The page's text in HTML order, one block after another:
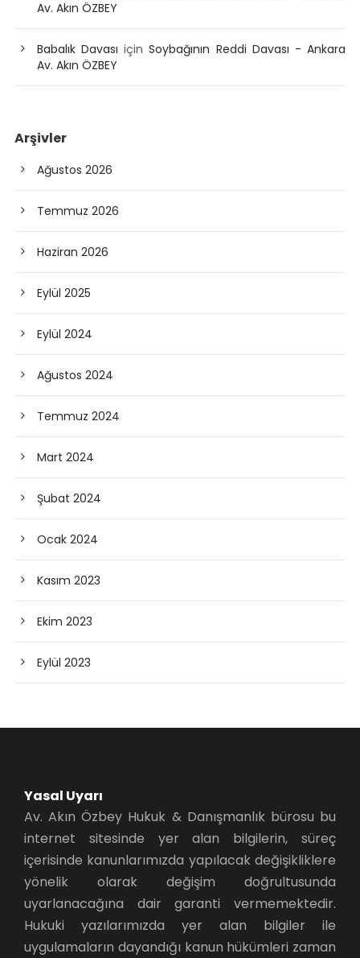
Av. Akın ÖZBEY
Babalık Davası içinSoybağının Reddi Davası - Ankara
Av. Akın ÖZBEY
Arşivler
Ağustos 2026
Temmuz 2026
Haziran 2026
Eylül 2025
Eylül 2024
Ağustos 2024
Temmuz 2024
Mart 2024
Şubat 2024
Ocak 2024
Kasım 2023
Ekim 2023
Eylül 2023
Yasal Uyarı
Av. Akın Özbey Hukuk & Danışmanlık bürosu bu
internet sitesinde yer alan bilgilerin, süreç
içerisinde kanunlarımızda yapılacak değişikliklere
yönelik olarak değişim doğrultusunda
uyarlanacağına dair garanti vermemektedir.
Hukuki yazılarımızda yer alan bilgiler ile
uygulamaların dayandığı kanun hükümleri zaman